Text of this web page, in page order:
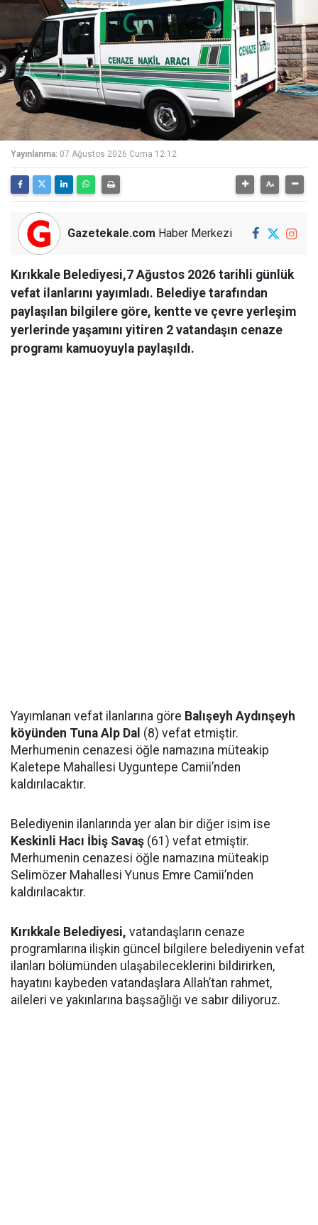
Yayınlanma: 07 Ağustos 2026 Cuma 12:12
Gazetekale.com Haber Merkezi
Kırıkkale Belediyesi,7 Ağustos 2026 tarihli günlük
vefat ilanlarını yayımladı. Belediye tarafından
paylaşılan bilgilere göre, kentte ve çevre yerleşim
yerlerinde yaşamını yitiren 2 vatandaşın cenaze
programı kamuoyuyla paylaşıldı.
Yayımlanan vefat ilanlarına göre Balışeyh Aydınşeyh
köyünden Tuna Alp Dal (8) vefat etmiştir.
Merhumenin cenazesi öğle namazına müteakip
Kaletepe Mahallesi Uyguntepe Camii’nden
kaldırılacaktır.
Belediyenin ilanlarında yer alan bir diğer isim ise
Keskinli Hacı İbiş Savaş (61) vefat etmiştir.
Merhumenin cenazesi öğle namazına müteakip
Selimözer Mahallesi Yunus Emre Camii’nden
kaldırılacaktır.
Kırıkkale Belediyesi, vatandaşların cenaze
programlarına ilişkin güncel bilgilere belediyenin vefat
ilanları bölümünden ulaşabileceklerini bildirirken,
hayatını kaybeden vatandaşlara Allah’tan rahmet,
aileleri ve yakınlarına başsağlığı ve sabır diliyoruz.